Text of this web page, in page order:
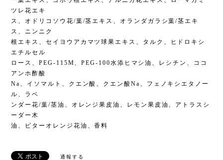
ツレ花エキ
ス、オドリコソウ花/葉/茎エキス、オランダガラシ葉/茎エキ
ス、ニンニク
根エキス、セイヨウアカマツ球果エキス、タルク、ヒドロキシ
エチルセル
ロース、PEG-115M、PEG-100水添ヒマシ油、レシチン、ココ
アンホ酢酸
Na、イソマルト、クエン酸、クエン酸Na、フェノキシエタノー
ル、ラベ
ンダー花/葉/茎油、オレンジ果皮油、レモン果皮油、アトラスシ
ーダー木
油、ビターオレンジ花油、香料
通報する